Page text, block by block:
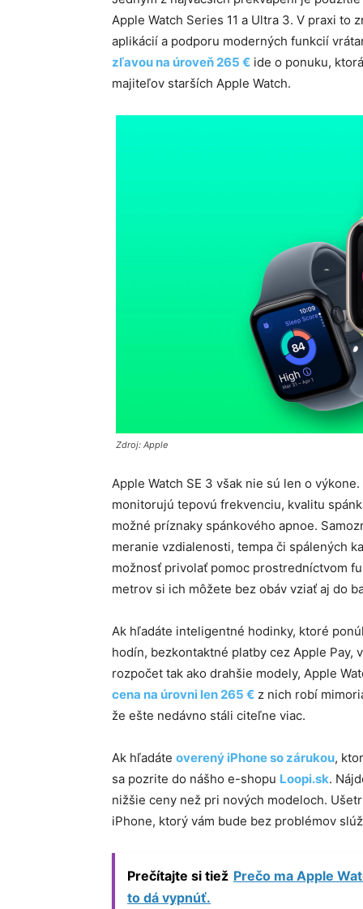
Apple Watch Series 11 a Ultra 3. V praxi
aplikácií a podporu moderných funkcií
zľavou na úroveň 265 € ide o ponuku,
majiteľov starších Apple Watch.
Zdroj: Apple
Apple Watch SE 3 však nie sú len o
monitorujú tepovú frekvenciu, kvalitu
možné príznaky spánkového apnoe.
meranie vzdialenosti, tempa či spálených
možnosť privolať pomoc prostredníctvom
metrov si ich môžete bez obáv vziať aj do
Ak hľadáte inteligentné hodinky, ktoré
hodín, bezkontaktné platby cez Apple
rozpočet tak ako drahšie modely, Apple
cena na úrovni len 265 € z nich robí
že ešte nedávno stáli citeľne viac.
Ak hľadáte overený iPhone so zárukou,
sa pozrite do nášho e-shopu Loopi.sk.
nižšie ceny než pri nových modeloch.
iPhone, ktorý vám bude bez problémov
Prečítajte si tiež Prečo ma Apple
to dá vypnúť.